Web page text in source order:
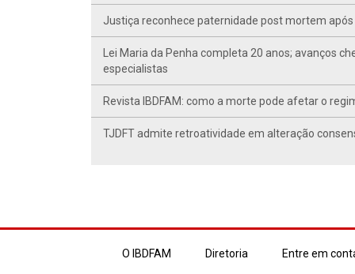
Justiça reconhece paternidade post mortem
Lei Maria da Penha completa 20 anos; avanços
especialistas
Revista IBDFAM: como a morte pode afetar o
TJDFT admite retroatividade em alteração
O IBDFAM Diretoria Entre em